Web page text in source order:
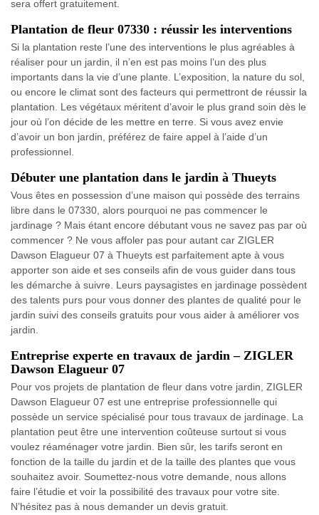
sera offert gratuitement.
Plantation de fleur 07330 : réussir les interventions
Si la plantation reste l’une des interventions le plus agréables à
réaliser pour un jardin, il n’en est pas moins l’un des plus
importants dans la vie d’une plante. L’exposition, la nature du sol,
ou encore le climat sont des facteurs qui permettront de réussir la
plantation. Les végétaux méritent d’avoir le plus grand soin dès le
jour où l’on décide de les mettre en terre. Si vous avez envie
d’avoir un bon jardin, préférez de faire appel à l’aide d’un
professionnel.
Débuter une plantation dans le jardin à Thueyts
Vous êtes en possession d’une maison qui possède des terrains
libre dans le 07330, alors pourquoi ne pas commencer le
jardinage ? Mais étant encore débutant vous ne savez pas par où
commencer ? Ne vous affoler pas pour autant car ZIGLER
Dawson Elagueur 07 à Thueyts est parfaitement apte à vous
apporter son aide et ses conseils afin de vous guider dans tous
les démarche à suivre. Leurs paysagistes en jardinage possèdent
des talents purs pour vous donner des plantes de qualité pour le
jardin suivi des conseils gratuits pour vous aider à améliorer vos
jardin.
Entreprise experte en travaux de jardin – ZIGLER
Dawson Elagueur 07
Pour vos projets de plantation de fleur dans votre jardin, ZIGLER
Dawson Elagueur 07 est une entreprise professionnelle qui
possède un service spécialisé pour tous travaux de jardinage. La
plantation peut être une intervention coûteuse surtout si vous
voulez réaménager votre jardin. Bien sûr, les tarifs seront en
fonction de la taille du jardin et de la taille des plantes que vous
souhaitez avoir. Soumettez-nous votre demande, nous allons
faire l’étudie et voir la possibilité des travaux pour votre site.
N’hésitez pas à nous demander un devis gratuit.